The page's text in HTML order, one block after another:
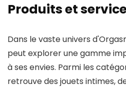
Produits et
Dans le vaste univers
peut explorer une gamme
à ses envies. Parmi les
retrouve des jouets intimes,